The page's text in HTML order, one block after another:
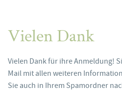
Vielen Dank
Vielen Dank für ihre Anmeldung!
Mail mit allen weiteren
Sie auch in Ihrem Spamordner